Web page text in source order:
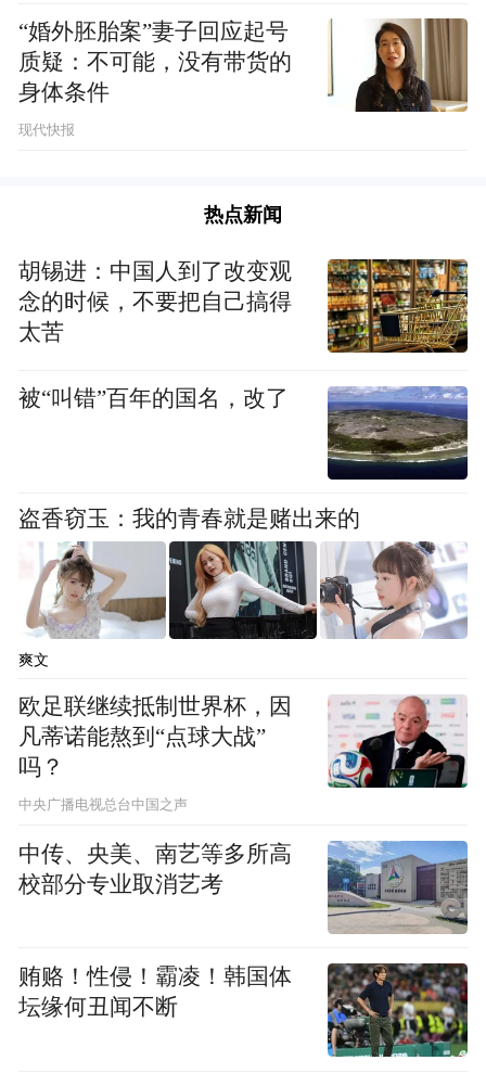
长、同台竞技。面对强劲对手，我院参赛队
员沉着冷静、从容应战、稳定发挥，在各个
竞赛环节中思路清晰、应答专业、配合默
契，精准完成各项考核任务，充分彰显了我
力和爱岗敬业的职业精神，赢得了评委与现
场同行的一致认可。最终在复赛中脱颖而
代表山东省出征全国药学技能服务大赛。
下一步，医院临床药学科将以此次大赛为契
机，持续聚焦药学服务高质量发展，进一步
加强药学人才队伍建设，常态化开展技能培
训、业务练兵、交流竞赛等活动，不断夯实
药学服务基础、优化服务流程、提升药学服
务水平，着力打造一支专业过硬、服务优质
的药学队伍，为广大患者提供更专业、更规
范、更贴心的药学健康服务，为医院高质量
发展贡献力量。
频)为凤凰网旗下自媒体平台“大风号”用户上传并发
布，本平台仅提供信息存储空间服务。
Notice: The content above (including the videos,
pictures and audios if any) is uploaded and posted
“婚外胚胎案”妻子回应起号
质疑：不可能，没有带货的
身体条件
现代快报
热点新闻
胡锡进：中国人到了改变观
念的时候，不要把自己搞得
太苦
被“叫错”百年的国名，改了
盗香窃玉：我的青春就是赌出来的
爽文
欧足联继续抵制世界杯，因
凡蒂诺能熬到“点球大战”
吗？
中央广播电视总台中国之声
中传、央美、南艺等多所高
校部分专业取消艺考
贿赂！性侵！霸凌！韩国体
坛缘何丑闻不断